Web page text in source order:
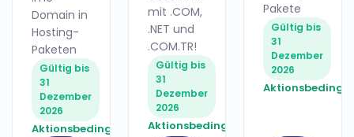
Domain in
Hosting-
Paketen
Gültig bis
31
Dezember
2026
Aktionsbedingungen
mit .COM,
.NET und
.COM.TR!
Gültig bis
31
Dezember
2026
Aktionsbedingungen
Pakete
Gültig bis
31
Dezember
2026